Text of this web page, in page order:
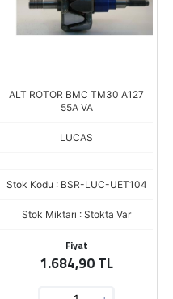
ALT ROTOR BMC TM30 A127
55A VA
LUCAS
Stok Kodu : BSR-LUC-UET104
Stok Miktarı : Stokta Var
Fiyat
1.684,90 TL